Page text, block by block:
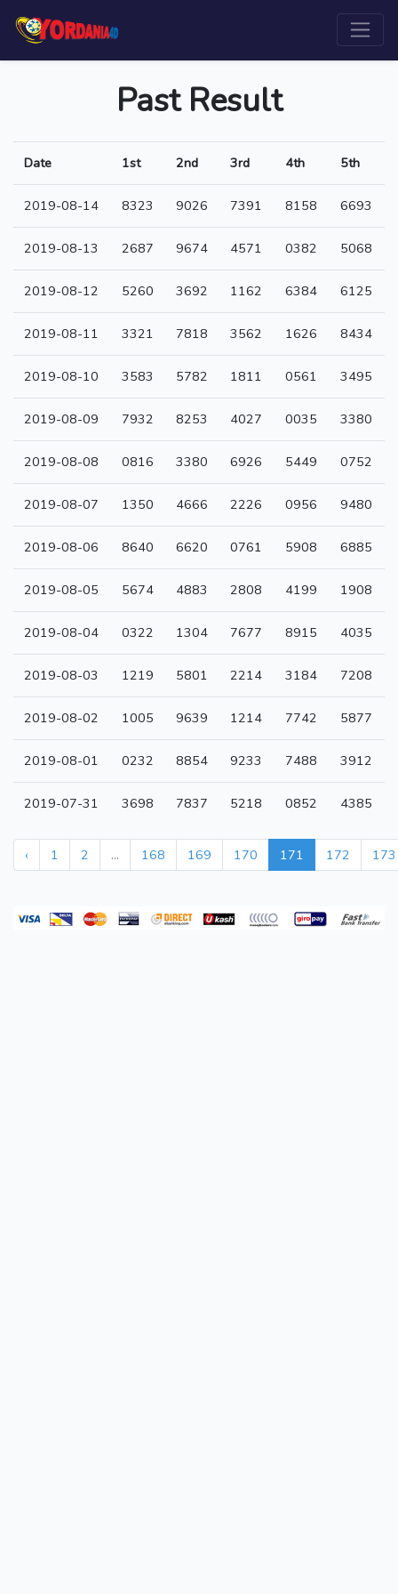
Past Result
Date 1st 2nd 3rd 4th 5th
2019-08-14 8323 9026 7391 8158 6693
2019-08-13 2687 9674 4571 0382 5068
2019-08-12 5260 3692 1162 6384 6125
2019-08-11 3321 7818 3562 1626 8434
2019-08-10 3583 5782 1811 0561 3495
2019-08-09 7932 8253 4027 0035 3380
2019-08-08 0816 3380 6926 5449 0752
2019-08-07 1350 4666 2226 0956 9480
2019-08-06 8640 6620 0761 5908 6885
2019-08-05 5674 4883 2808 4199 1908
2019-08-04 0322 1304 7677 8915 4035
2019-08-03 1219 5801 2214 3184 7208
2019-08-02 1005 9639 1214 7742 5877
2019-08-01 0232 8854 9233 7488 3912
2019-07-31 3698 7837 5218 0852 4385
‹ 1 2 ... 168 169 170 171 172 173